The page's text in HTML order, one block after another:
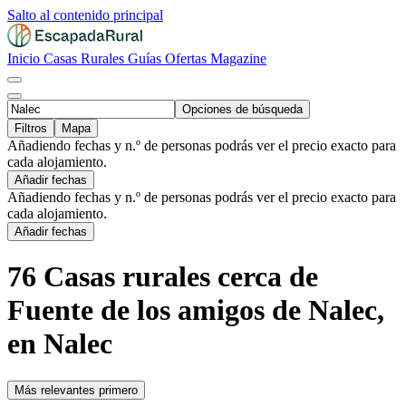
Salto al contenido principal
Inicio Casas Rurales Guías Ofertas Magazine
Opciones de búsqueda
Filtros
Mapa
Añadiendo fechas y n.º de personas podrás ver el precio exacto para
cada alojamiento.
Añadir fechas
Añadiendo fechas y n.º de personas podrás ver el precio exacto para
cada alojamiento.
Añadir fechas
76 Casas rurales cerca de
Fuente de los amigos de Nalec,
en Nalec
Más relevantes primero